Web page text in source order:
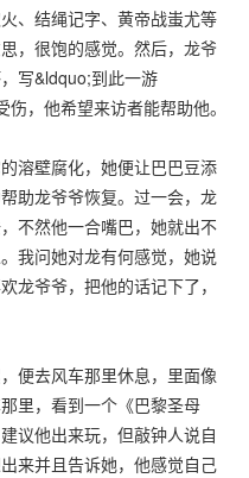
、结绳记字、黄帝战蚩尤等
，很饱的感觉。然后，龙爷
写&ldquo;到此一游
，他希望来访者能帮助他。
壁腐化，她便让巴巴豆添
助龙爷爷恢复。过一会，龙
不然他一合嘴巴，她就出不
我问她对龙有何感觉，她说
龙爷爷，把他的话记下了，
去风车那里休息，里面像
里，看到一个《巴黎圣母
议他出来玩，但敲钟人说自
来并且告诉她，他感觉自己